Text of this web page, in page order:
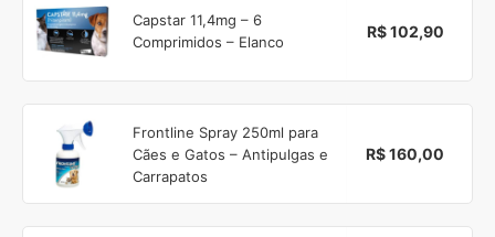
Capstar 11,4mg – 6
Comprimidos – Elanco
R$ 102,90
Frontline Spray 250ml para
Cães e Gatos – Antipulgas e
Carrapatos
R$ 160,00